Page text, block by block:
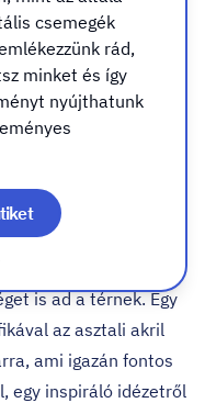
a hagyományos UV-
részletgazdagabb
múlásával sem. A
– ellenáll a
Ráadásul
vagy újabb
elem
is ad a térnek. Egy
az asztali akril
ami igazán fontos
egy inspiráló idézetről
csemegék
rád,
minket és így
nyújthatunk